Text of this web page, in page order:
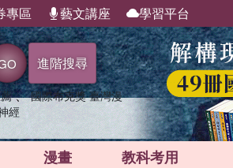
專區 藝文講座 學習平台
進階搜尋
、 國際布克獎 臺灣漫
經
漫畫 教科考用